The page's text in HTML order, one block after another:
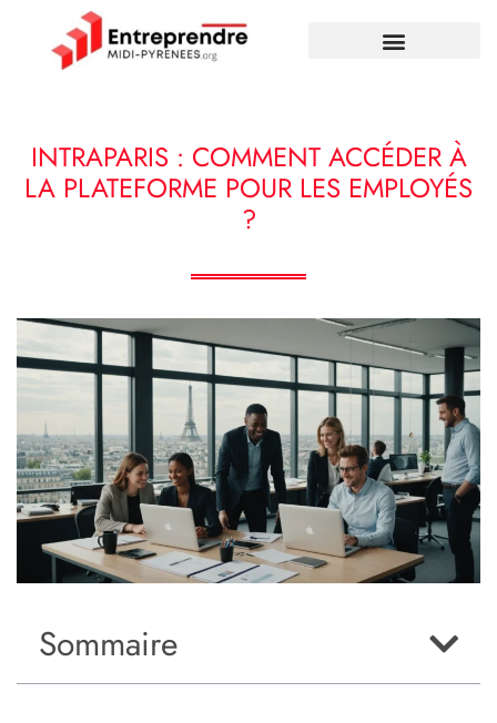
INTRAPARIS : COMMENT ACCÉDER À
LA PLATEFORME POUR LES EMPLOYÉS
?
Sommaire